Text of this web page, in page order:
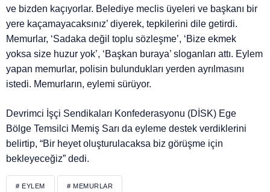
ve bizden kaçıyorlar. Belediye meclis üyeleri ve başkanı bir
yere kaçamayacaksınız’ diyerek, tepkilerini dile getirdi.
Memurlar, ‘Sadaka değil toplu sözleşme’, ‘Bize ekmek
yoksa size huzur yok’, ‘Başkan buraya’ sloganları attı. Eylem
yapan memurlar, polisin bulundukları yerden ayrılmasını
istedi. Memurların, eylemi sürüyor.
Devrimci İşçi Sendikaları Konfederasyonu (DİSK) Ege
Bölge Temsilci Memiş Sarı da eyleme destek verdiklerini
belirtip, “Bir heyet oluşturulacaksa biz görüşme için
bekleyeceğiz” dedi.
# EYLEM # MEMURLAR